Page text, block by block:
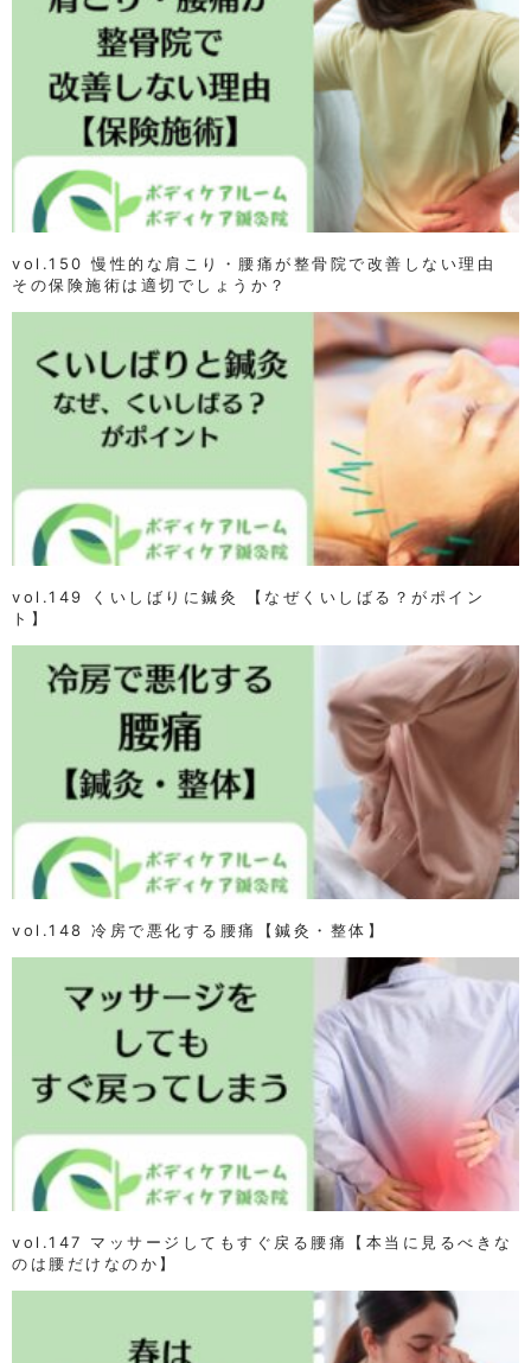
vol.150 慢性的な肩こり・腰痛が整骨院で改善しない理由
その保険施術は適切でしょうか？
vol.149 くいしばりに鍼灸 【なぜくいしばる？がポイン
ト】
vol.148 冷房で悪化する腰痛【鍼灸・整体】
vol.147 マッサージしてもすぐ戻る腰痛【本当に見るべきな
のは腰だけなのか】